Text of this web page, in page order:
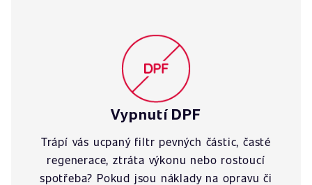
Vypnutí DPF
Trápí vás ucpaný filtr pevných částic, časté
regenerace, ztráta výkonu nebo rostoucí
spotřeba? Pokud jsou náklady na opravu či